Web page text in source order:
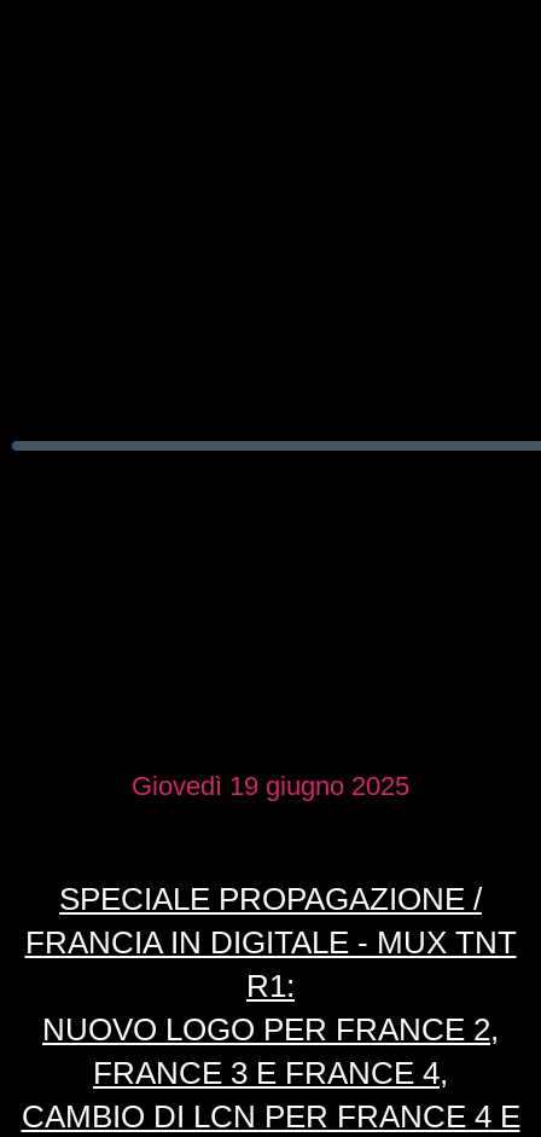
Giovedì 19 giugno 2025
SPECIALE PROPAGAZIONE /
FRANCIA IN DIGITALE - MUX TNT
R1:
NUOVO LOGO PER FRANCE 2,
FRANCE 3 E FRANCE 4,
CAMBIO DI LCN PER FRANCE 4 E